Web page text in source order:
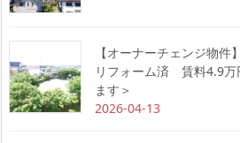
【オーナーチェンジ物
リフォーム済 賃料4.9万
ます＞
2026-04-13